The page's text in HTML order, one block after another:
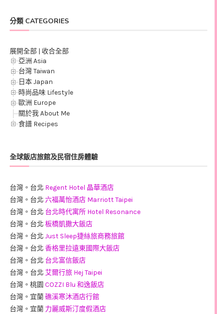
分類 CATEGORIES
展開全部 | 收合全部
亞洲 Asia
台灣 Taiwan
日本 Japan
時尚品味 Lifestyle
歐洲 Europe
關於我 About Me
食譜 Recipes
全球飯店旅館及民宿住房體驗
台灣。台北 Regent Hotel 晶華酒店
台灣。台北 六福萬怡酒店 Marriott Taipei
台灣。台北 台北時代寓所 Hotel Resonance
台灣。台北 板橋凱撒大飯店
台灣。台北 Just Sleep捷絲旅商務旅館
台灣。台北 香格里拉遠東國際大飯店
台灣。台北 台北富信飯店
台灣。台北 艾爾行旅 Hej Taipei
台灣。桃園 COZZI Blu 和逸飯店
台灣。宜蘭礁溪寒沐酒店行館
台灣。宜蘭 力麗威斯汀度假酒店